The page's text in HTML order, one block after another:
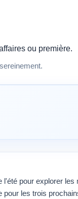
ou première.
l'été pour explorer les
les trois